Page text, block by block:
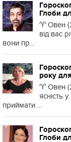
Глоби
♈️ Овен
від вас
вони пр...
року
♈️ Овен
ясність
приймати ...
Глоби